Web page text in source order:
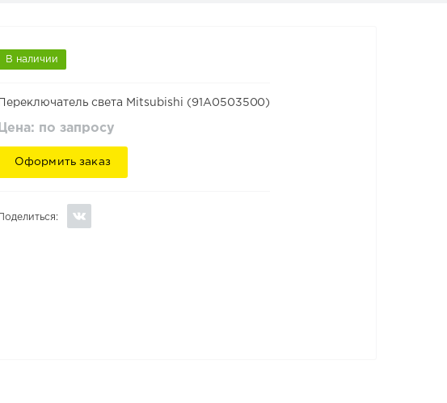
В наличии
Переключатель света Mitsubishi (91A0503500)
Цена: по запросу
Оформить заказ
Поделиться: